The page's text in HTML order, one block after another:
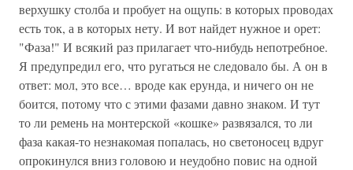
верхушку столба и пробует на ощупь: в которых проводах
есть ток, а в которых нету. И вот найдет нужное и орет:
"Фаза!" И всякий раз прилагает что-нибудь непотребное.
Я предупредил его, что ругаться не следовало бы. А он в
ответ: мол, это все… вроде как ерунда, и ничего он не
боится, потому что с этими фазами давно знаком. И тут
то ли ремень на монтерской «кошке» развязался, то ли
фаза какая-то незнакомая попалась, но светоносец вдруг
опрокинулся вниз головою и неудобно повис на одной